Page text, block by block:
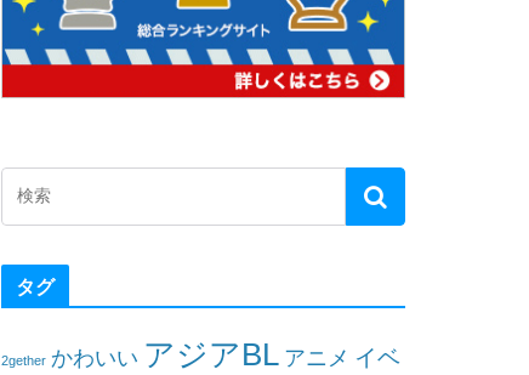
タグ
2gether かわいい アジアBL アニメ イベ